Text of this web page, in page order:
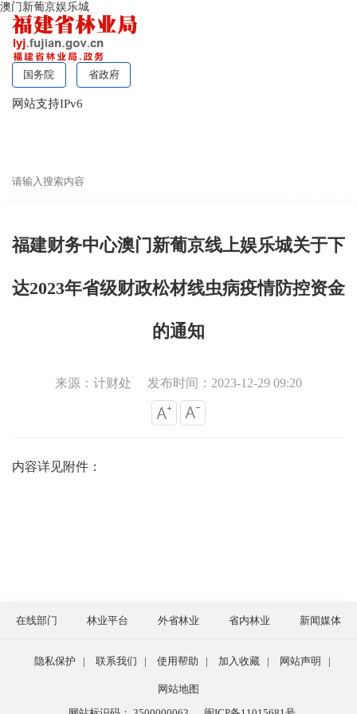
澳门新葡京娱乐城
国务院 省政府
网站支持IPv6
福建财务中心澳门新葡京线上娱乐城关于下
达2023年省级财政松材线虫病疫情防控资金
的通知
来源：计财处 发布时间：2023-12-29 09:20
内容详见附件：
在线部门 林业平台 外省林业 省内林业 新闻媒体
隐私保护 | 联系我们 | 使用帮助 | 加入收藏 | 网站声明 |
网站地图